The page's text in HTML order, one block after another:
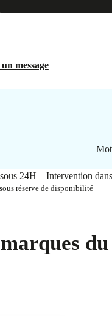
message
24H – Intervention
réserve de disponibilité